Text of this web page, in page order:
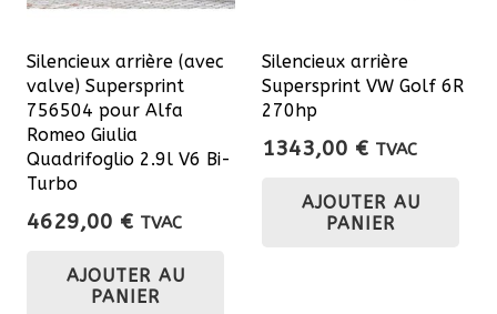
Silencieux arrière (avec
valve) Supersprint
756504 pour Alfa
Romeo Giulia
Quadrifoglio 2.9l V6 Bi-
Turbo
4629,00 € TVAC
AJOUTER AU
PANIER
Silencieux arrière
Supersprint VW Golf 6R
270hp
1343,00 € TVAC
AJOUTER AU
PANIER